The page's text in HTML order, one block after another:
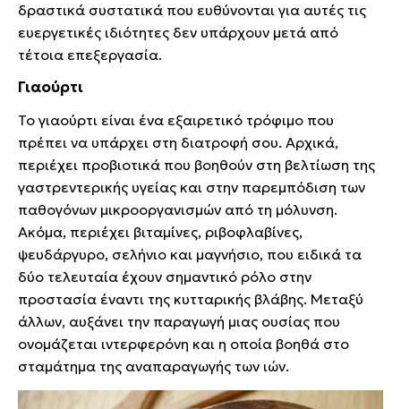
δραστικά συστατικά που ευθύνονται για αυτές τις
ευεργετικές ιδιότητες δεν υπάρχουν μετά από
τέτοια επεξεργασία.
Γιαούρτι
Το γιαούρτι είναι ένα εξαιρετικό τρόφιμο που
πρέπει να υπάρχει στη διατροφή σου. Αρχικά,
περιέχει προβιοτικά που βοηθούν στη βελτίωση της
γαστρεντερικής υγείας και στην παρεμπόδιση των
παθογόνων μικροοργανισμών από τη μόλυνση.
Ακόμα, περιέχει βιταμίνες, ριβοφλαβίνες,
ψευδάργυρο, σελήνιο και μαγνήσιο, που ειδικά τα
δύο τελευταία έχουν σημαντικό ρόλο στην
προστασία έναντι της κυτταρικής βλάβης. Μεταξύ
άλλων, αυξάνει την παραγωγή μιας ουσίας που
ονομάζεται ιντερφερόνη και η οποία βοηθά στο
σταμάτημα της αναπαραγωγής των ιών.